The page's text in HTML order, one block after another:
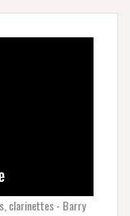
clarinettes - Barry